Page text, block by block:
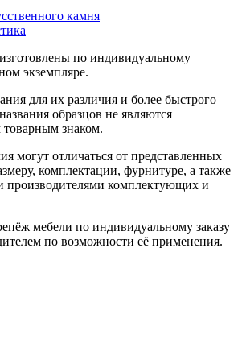
камня
по индивидуальному
экземпляре.
для их различия и более быстрого
образцов не являются
товарным знаком.
могут отличаться от представленных
комплектации, фурнитуре, а также
производителями комплектующих и
мебели по индивидуальному заказу
по возможности её применения.